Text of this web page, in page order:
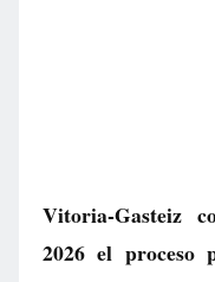
Vitoria-Gasteiz
2026 el proceso